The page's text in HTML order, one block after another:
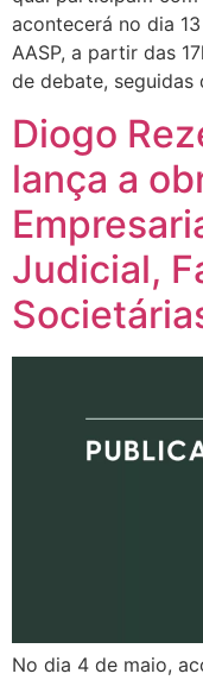
acontecerá no dia
AASP, a partir das
de debate,
Diogo
lança a
Judicial,
No dia 4 de maio,